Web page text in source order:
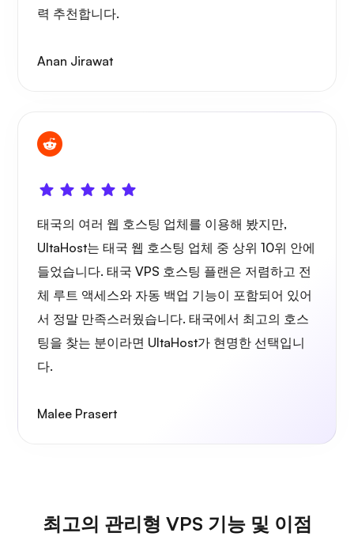
플레이튜브
그라파나
력 추천합니다.
Anan Jirawat
태국의 여러 웹 호스팅 업체를 이용해 봤지만,
UltaHost는 태국 웹 호스팅 업체 중 상위 10위 안에
들었습니다. 태국 VPS 호스팅 플랜은 저렴하고 전
체 루트 액세스와 자동 백업 기능이 포함되어 있어
서 정말 만족스러웠습니다. 태국에서 최고의 호스
팅을 찾는 분이라면 UltaHost가 현명한 선택입니
다.
Malee Prasert
최고의 관리형 VPS 기능 및 이점